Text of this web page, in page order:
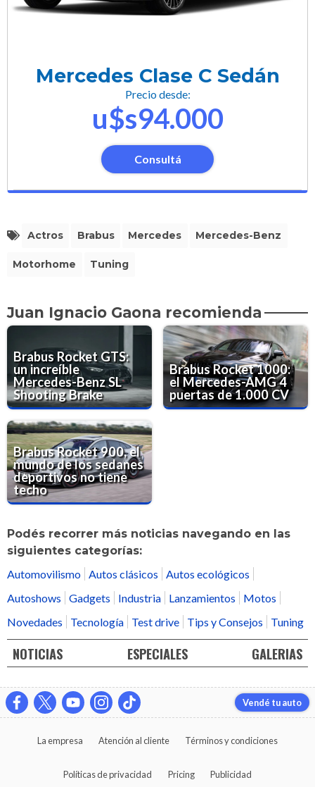
Mercedes Clase C Sedán
Precio desde:
u$s94.000
Consultá
Actros Brabus Mercedes Mercedes-Benz
Motorhome Tuning
Juan Ignacio Gaona recomienda
Brabus Rocket GTS:
un increíble
Mercedes-Benz SL
Shooting Brake
Brabus Rocket 1000:
el Mercedes-AMG 4
puertas de 1.000 CV
Brabus Rocket 900, el
mundo de los sedanes
deportivos no tiene
techo
Podés recorrer más noticias navegando en las
siguientes categorías:
Automovilismo Autos clásicos
Autos ecológicos
Autoshows
Gadgets Industria Lanzamientos
Motos
Novedades
Tecnología Test drive Tips y Consejos Tuning
NOTICIAS ESPECIALES GALERIAS
Vendé tu auto
La empresa Atención al cliente Términos y condiciones
Políticas de privacidad Pricing Publicidad